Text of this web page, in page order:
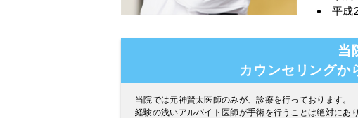
平成
当
カウンセリングか
当院では元神賢太医師のみが、診療を行っております。
経験の浅いアルバイト医師が手術を行うことは絶対にあり